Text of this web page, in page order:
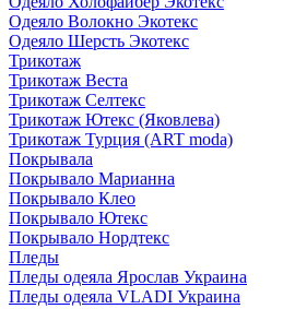
Одеяло Волокно Экотекс
Одеяло Шерсть Экотекс
Трикотаж
Трикотаж Веста
Трикотаж Селтекс
Трикотаж Ютекс (Яковлева)
Трикотаж Турция (ART moda)
Покрывала
Покрывало Марианна
Покрывало Клео
Покрывало Ютекс
Покрывало Нордтекс
Пледы
Пледы одеяла Ярослав Украина
Пледы одеяла VLADI Украина